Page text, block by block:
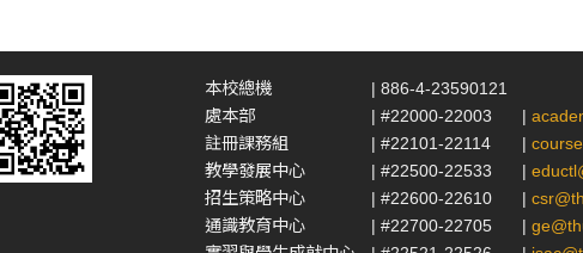
本校總機
| 886-4-23590121
處本部
| #22000-22003 |
註冊課務組
| #22101-22114 |
教學發展中心
| #22500-22533 |
招生策略中心
| #22600-22610 |
通識教育中心
| #22700-22705 |